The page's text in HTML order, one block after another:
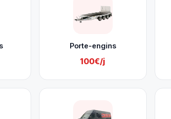
Porte-engins
100€/j